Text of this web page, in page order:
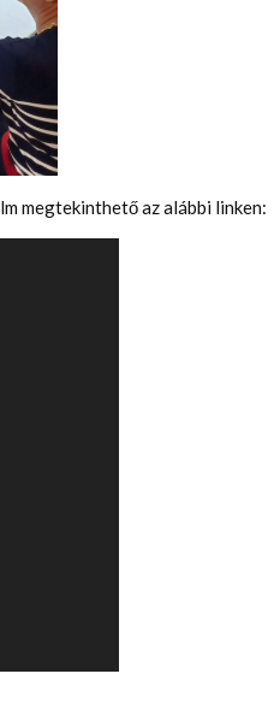
megtekinthető az alábbi linken: